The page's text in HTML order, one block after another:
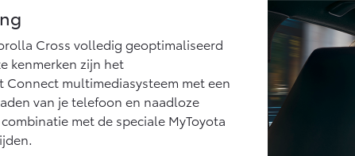
Cross volledig geoptimaliseerd
kenmerken zijn het
Connect multimediasysteem met een
van je telefoon en naadloze
met de speciale MyToyota